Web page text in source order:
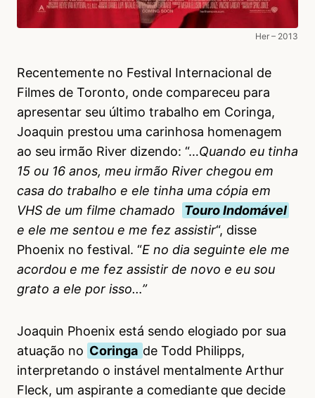
Her – 2013
Recentemente no Festival Internacional de
Filmes de Toronto, onde compareceu para
apresentar seu último trabalho em Coringa,
Joaquin prestou uma carinhosa homenagem
ao seu irmão River dizendo: “…Quando eu tinha
15 ou 16 anos, meu irmão River chegou em
casa do trabalho e ele tinha uma cópia em
VHS de um filme chamado
Touro Indomável
e ele me sentou e me fez assistir“, disse
Phoenix no festival. “E no dia seguinte ele me
acordou e me fez assistir de novo e eu sou
grato a ele por isso…”
Joaquin Phoenix está sendo elogiado por sua
atuação no Coringa de Todd Philipps,
interpretando o instável mentalmente Arthur
Fleck, um aspirante a comediante que decide